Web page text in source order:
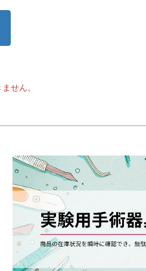
せん。